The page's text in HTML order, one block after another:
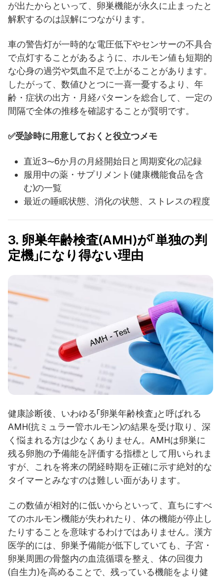
が出たからといって、卵巣機能が永久に止まったと
解釈するのは誤解につながります。
車の警告灯が一時的な電圧低下やセンサーの不具合
で点灯することがあるように、ホルモン値も短期的
な心身の過労や気血不足で上がることがあります。
したがって、数値ひとつに一喜一憂するより、年
齢・症状の出方・月経パターンを総合して、一定の
間隔で全体の推移を確認することが賢明です。
✅受診時に用意しておくと役立つメモ
直近3〜6か月の月経開始日と周期変化の記録
服用中の薬・サプリメント(健康機能食品を含
む)の一覧
最近の睡眠状態、消化の状態、ストレスの程度
3. 卵巣年齢検査(AMH)が「単独の判
定機」になり得ない理由
健康診断後、いわゆる「卵巣年齢検査」と呼ばれる
AMH(抗ミュラー管ホルモン)の結果を受け取り、深
く悩まれる方は少なくありません。AMHは卵巣に
残る卵胞の予備能を評価する指標として用いられま
すが、これを将来の閉経時期を正確に示す絶対的な
タイマーとみなすのは難しい面があります。
この数値が相対的に低いからといって、直ちにすべ
てのホルモン機能が失われたり、体の機能が停止し
たりすることを意味するわけではありません。漢方
医学的には、卵巣予備能が低下していても、子宮・
卵巣周囲の骨盤内の血流循環を整え、体の回復力
(自生力)を高めることで、残っている機能をより健